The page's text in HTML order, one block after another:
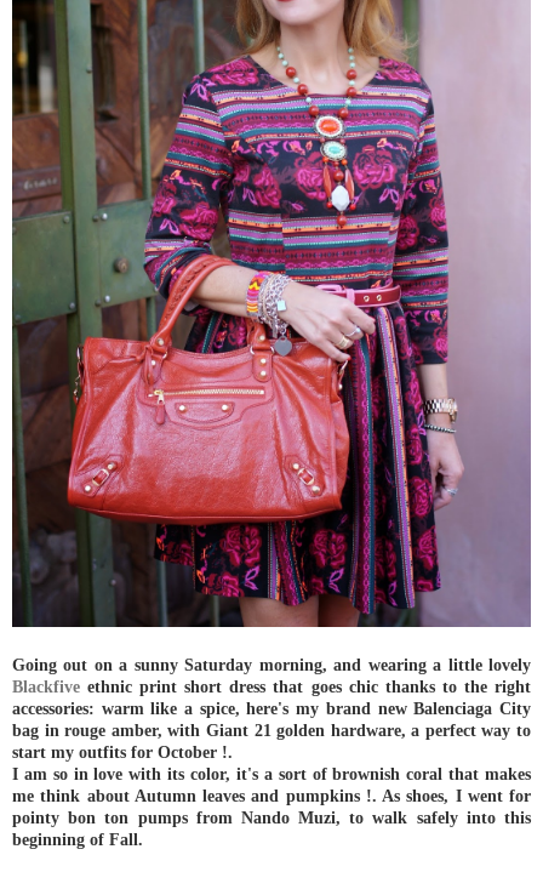
Going out on a sunny Saturday morning, and wearing a little lovely
Blackfive ethnic print short dress that goes chic thanks to the right
accessories: warm like a spice, here's my brand new Balenciaga City
bag in rouge amber, with Giant 21 golden hardware, a perfect way to
start my outfits for October !.
I am so in love with its color, it's a sort of brownish coral that makes
me think about Autumn leaves and pumpkins !. As shoes, I went for
pointy bon ton pumps from Nando Muzi, to walk safely into this
beginning of Fall.